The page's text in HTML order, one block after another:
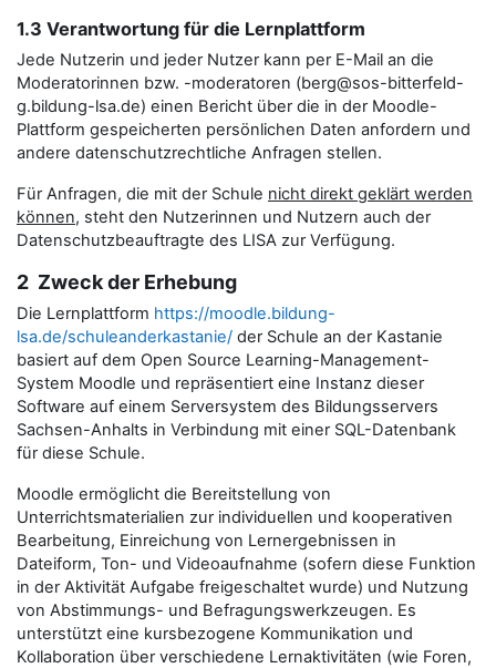
1.3 Verantwortung für die Lernplattform
Jede Nutzerin und jeder Nutzer kann per E-Mail an die
Moderatorinnen bzw. -moderatoren (berg@sos-bitterfeld-
g.bildung-lsa.de) einen Bericht über die in der Moodle-
Plattform gespeicherten persönlichen Daten anfordern und
andere datenschutzrechtliche Anfragen stellen.
Für Anfragen, die mit der Schule nicht direkt geklärt werden
können, steht den Nutzerinnen und Nutzern auch der
Datenschutzbeauftragte des LISA zur Verfügung.
2 Zweck der Erhebung
Die Lernplattform https://moodle.bildung-
lsa.de/schuleanderkastanie/ der Schule an der Kastanie
basiert auf dem Open Source Learning-Management-
System Moodle und repräsentiert eine Instanz dieser
Software auf einem Serversystem des Bildungsservers
Sachsen-Anhalts in Verbindung mit einer SQL-Datenbank
für diese Schule.
Moodle ermöglicht die Bereitstellung von
Unterrichtsmaterialien zur individuellen und kooperativen
Bearbeitung, Einreichung von Lernergebnissen in
Dateiform, Ton- und Videoaufnahme (sofern diese Funktion
in der Aktivität Aufgabe freigeschaltet wurde) und Nutzung
von Abstimmungs- und Befragungswerkzeugen. Es
unterstützt eine kursbezogene Kommunikation und
Kollaboration über verschiedene Lernaktivitäten (wie Foren,